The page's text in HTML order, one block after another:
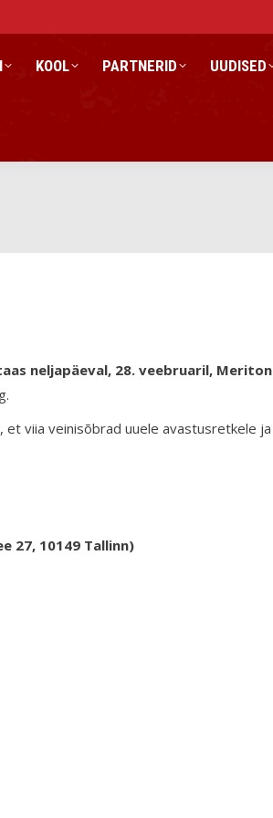
KOOL PARTNERID UUDISED
neljapäeval, 28. veebruaril, Meriton
et viia veinisõbrad uuele avastusretkele ja
27, 10149 Tallinn)